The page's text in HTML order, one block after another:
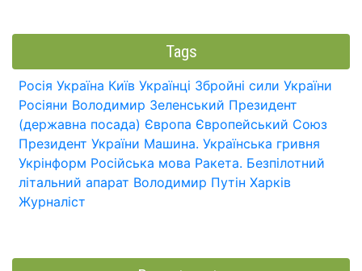
Tags
Росія Україна Київ Українці Збройні сили України
Росіяни Володимир Зеленський Президент
(державна посада) Європа Європейський Союз
Президент України Машина. Українська гривня
Укрінформ Російська мова Ракета. Безпілотний
літальний апарат Володимир Путін Харків
Журналіст